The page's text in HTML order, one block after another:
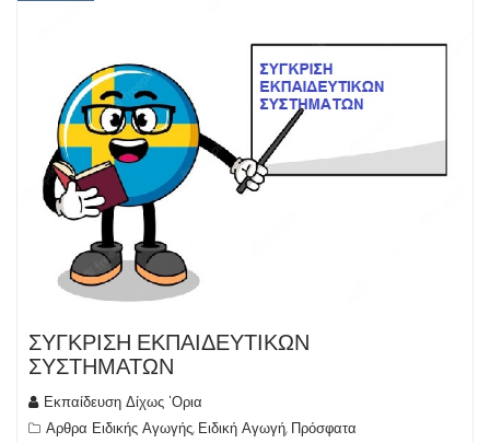
ΣΥΓΚΡΙΣΗ ΕΚΠΑΙΔΕΥΤΙΚΩΝ
ΣΥΣΤΗΜΑΤΩΝ
Εκπαίδευση Δίχως 'Ορια
Αρθρα Ειδικής Αγωγής, Ειδική Αγωγή, Πρόσφατα